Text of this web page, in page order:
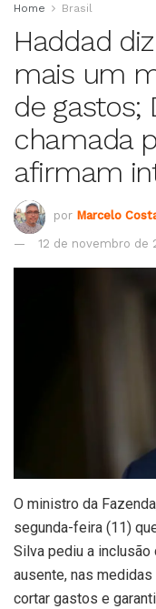
Home Brasil
Haddad
mais um
de gastos;
chamada
afirmam
por Marcelo
12 de novembro de
O ministro da
segunda-feira (11)
Silva pediu a
ausente, nas
cortar gastos e